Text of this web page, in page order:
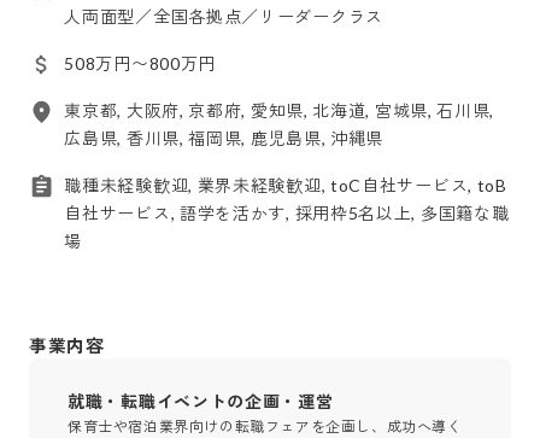
人両面型／全国各拠点／リーダークラス
508万円〜800万円
東京都, 大阪府, 京都府, 愛知県, 北海道, 宮城県, 石川県,
広島県, 香川県, 福岡県, 鹿児島県, 沖縄県
職種未経験歓迎, 業界未経験歓迎, toC自社サービス, toB
自社サービス, 語学を活かす, 採用枠5名以上, 多国籍な職
場
事業内容
就職・転職イベントの企画・運営
保育士や宿泊業界向けの転職フェアを企画し、成功へ導く